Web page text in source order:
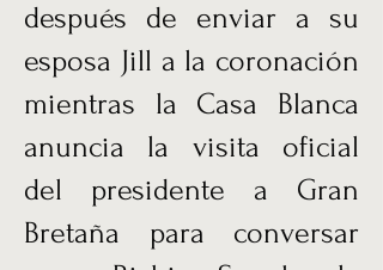
después de enviar a su
esposa Jill a la coronación
mientras la Casa Blanca
anuncia la visita oficial
del presidente a Gran
Bretaña para conversar